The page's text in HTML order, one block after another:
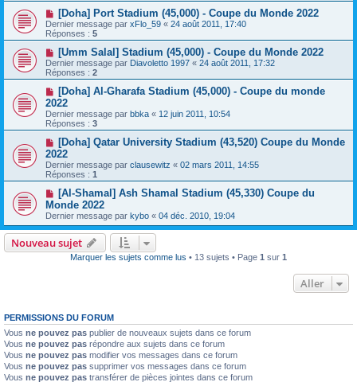
[Doha] Port Stadium (45,000) - Coupe du Monde 2022
Dernier message par xFlo_59 « 24 août 2011, 17:40
Réponses : 5
[Umm Salal] Stadium (45,000) - Coupe du Monde 2022
Dernier message par Diavoletto 1997 « 24 août 2011, 17:32
Réponses : 2
[Doha] Al-Gharafa Stadium (45,000) - Coupe du monde
2022
Dernier message par bbka « 12 juin 2011, 10:54
Réponses : 3
[Doha] Qatar University Stadium (43,520) Coupe du Monde
2022
Dernier message par clausewitz « 02 mars 2011, 14:55
Réponses : 1
[Al-Shamal] Ash Shamal Stadium (45,330) Coupe du
Monde 2022
Dernier message par kybo « 04 déc. 2010, 19:04
Nouveau sujet
Marquer les sujets comme lus • 13 sujets • Page 1 sur 1
Aller
PERMISSIONS DU FORUM
Vous ne pouvez pas publier de nouveaux sujets dans ce forum
Vous ne pouvez pas répondre aux sujets dans ce forum
Vous ne pouvez pas modifier vos messages dans ce forum
Vous ne pouvez pas supprimer vos messages dans ce forum
Vous ne pouvez pas transférer de pièces jointes dans ce forum